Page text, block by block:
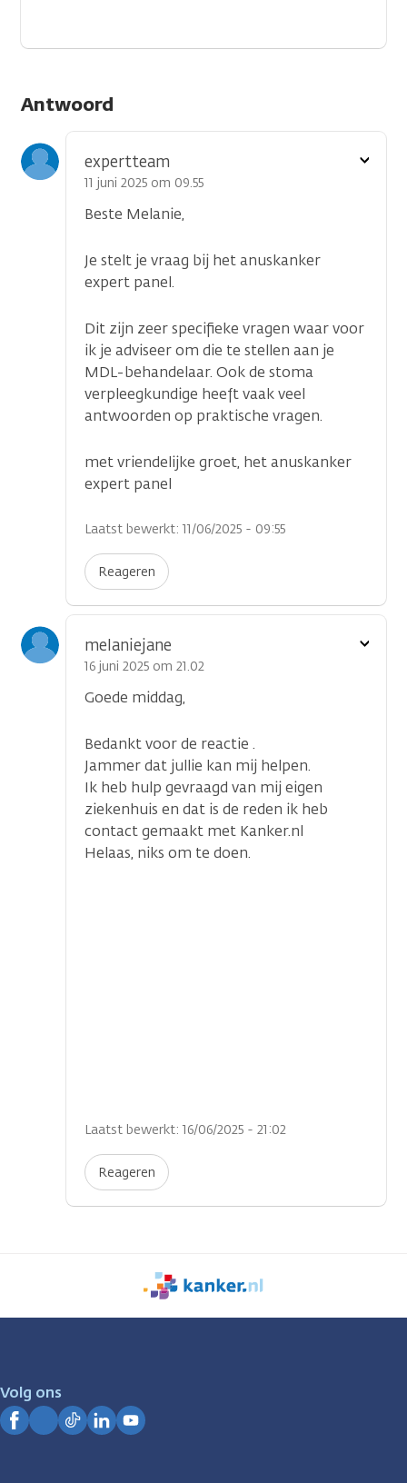
Antwoord
expertteam
11 juni 2025 om 09.55
Beste Melanie,
Je stelt je vraag bij het anuskanker
expert panel.
Dit zijn zeer specifieke vragen waar voor
ik je adviseer om die te stellen aan je
MDL-behandelaar. Ook de stoma
verpleegkundige heeft vaak veel
antwoorden op praktische vragen.
met vriendelijke groet, het anuskanker
expert panel
Laatst bewerkt: 11/06/2025 - 09:55
Reageren
Toon
melaniejane
16 juni 2025 om 21.02
Goede middag,
Bedankt voor de reactie .
Jammer dat jullie kan mij helpen.
Ik heb hulp gevraagd van mij eigen
ziekenhuis en dat is de reden ik heb
contact gemaakt met Kanker.nl
Helaas, niks om te doen.
Laatst bewerkt: 16/06/2025 - 21:02
Reageren
Toon
We
zijn
Volg ons